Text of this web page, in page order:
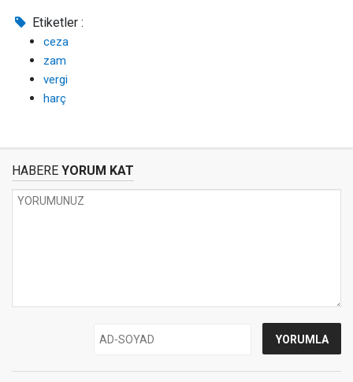
Etiketler :
ceza
zam
vergi
harç
HABERE YORUM KAT